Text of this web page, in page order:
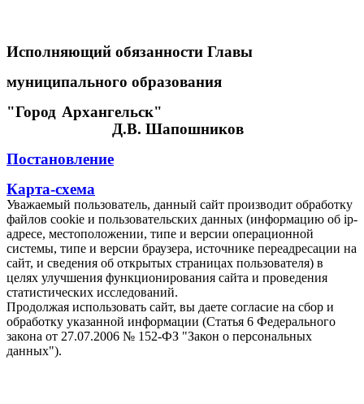
Исполняющий обязанности Главы
муниципального образования
"Город Архангельск"
Д.В. Шапошников
Постановление
Карта-схема
Уважаемый пользователь, данный сайт производит обработку
файлов cookie и пользовательских данных (информацию об ip-
адресе, местоположении, типе и версии операционной
системы, типе и версии браузера, источнике переадресации на
сайт, и сведения об открытых страницах пользователя) в
целях улучшения функционирования сайта и проведения
статистических исследований.
Продолжая использовать сайт, вы даете согласие на сбор и
обработку указанной информации (Статья 6 Федерального
закона от 27.07.2006 № 152-ФЗ "Закон о персональных
данных").